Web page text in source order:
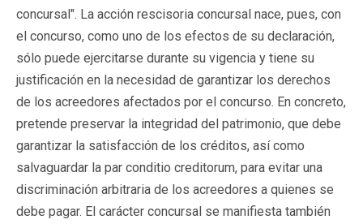
concursal". La acción rescisoria concursal nace, pues, con
el concurso, como uno de los efectos de su declaración,
sólo puede ejercitarse durante su vigencia y tiene su
justificación en la necesidad de garantizar los derechos
de los acreedores afectados por el concurso. En concreto,
pretende preservar la integridad del patrimonio, que debe
garantizar la satisfacción de los créditos, así como
salvaguardar la par conditio creditorum, para evitar una
discriminación arbitraria de los acreedores a quienes se
debe pagar. El carácter concursal se manifiesta también